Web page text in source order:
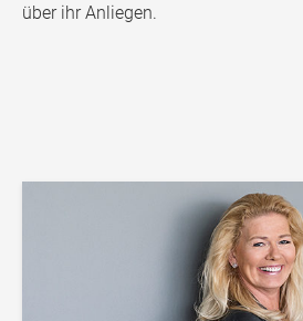
über ihr Anliegen.